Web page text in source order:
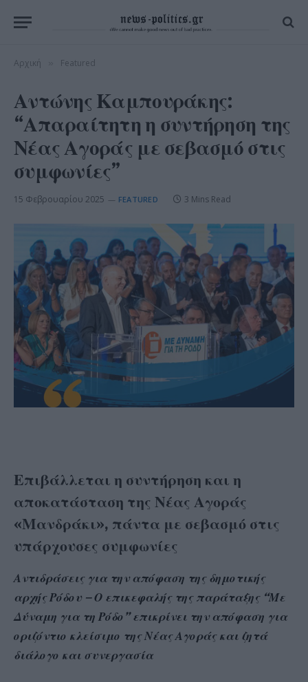
Αρχική Featured
Αντώνης Καμπουράκης:
“Απαραίτητη η συντήρηση της
Νέας Αγοράς με σεβασμό στις
συμφωνίες”
15 Φεβρουαρίου 2025 FEATURED 3 Mins Read
Επιβάλλεται η συντήρηση και η
αποκατάσταση της Νέας Αγοράς
«Μανδράκι», πάντα με σεβασμό στις
υπάρχουσες συμφωνίες
Αντιδράσεις για την απόφαση της δημοτικής
αρχής Ρόδου – Ο επικεφαλής της παράταξης “Με
Δύναμη για τη Ρόδο” επικρίνει την απόφαση για
οριζόντιο κλείσιμο της Νέας Αγοράς και ζητά
διάλογο και συνεργασία